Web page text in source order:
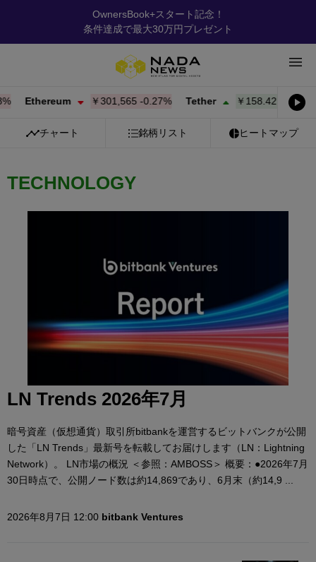
OwnersBook+スタート記念！
条件達成で最大30万円プレゼント
Ethereum ￥301,565 -0.27% Tether ￥158.42+0.03%
チャート 銘柄リスト ヒートマップ
TECHNOLOGY
LN Trends 2026年7月
暗号資産（仮想通貨）取引所bitbankを運営するビットバンクが公開
した「LN Trends」最新号を転載してお届けします（LN：Lightning
Network）。 LN市場の概況 ＜参照：AMBOSS＞ 概要：●2026年7月
30日時点で、公開ノード数は約14,869であり、6月末（約14,9 ...
2026年8月7日 12:00 bitbank Ventures